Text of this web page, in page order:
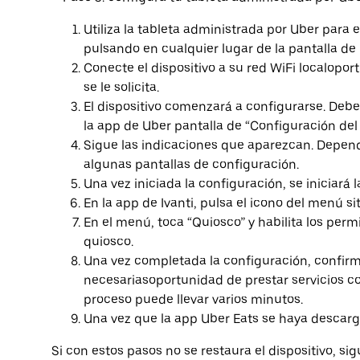
Utiliza la tableta administrada por Uber para
pulsando en cualquier lugar de la pantalla de
Conecte el dispositivo a su red WiFi
se le solicita.
El dispositivo comenzará a configurarse.
la app de Uber pantalla de “Configuración del
Sigue las indicaciones que aparezcan.
algunas pantallas de configuración.
Una vez iniciada la configuración, se iniciará
En la app de Ivanti, pulsa el icono del menú
En el menú, toca “Quiosco” y habilita los
quiosco.
Una vez completada la configuración,
necesariasoportunidad de prestar servicios
proceso puede llevar varios minutos.
Una vez que la app Uber Eats se haya
Si con estos pasos no se restaura el dispositivo,